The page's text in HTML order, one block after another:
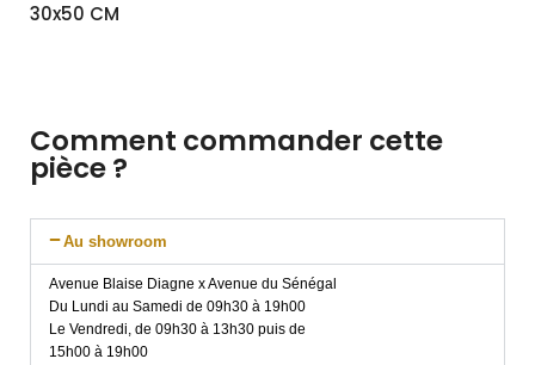
30x50 CM
Comment commander cette
pièce ?
Au showroom
Avenue Blaise Diagne x Avenue du Sénégal
Du Lundi au Samedi de 09h30 à 19h00
Le Vendredi, de 09h30 à 13h30 puis de
15h00 à 19h00